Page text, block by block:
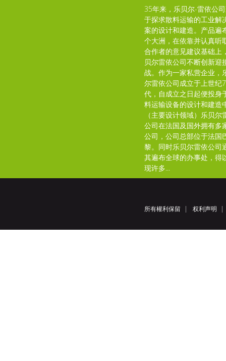
35年来，乐贝尔-雷依公
于探求散料运输的工业解
案的设计和建造。产品遍
个大洲，在依靠并认真听
合作者的意见建议基础上
贝尔雷依公司不断创新迎
战。作为一家私营企业，
尔雷依公司成立于上世纪
代，自成立之日起便投身
料运输设备的设计和建造
（主要设计领域）乐贝尔
公司在法国及国外拥有多
公司，公司总部位于法国
黎。同时乐贝尔雷依公司
其遍布全球的办事处，得
现许多...
所有權利保留 权利声明